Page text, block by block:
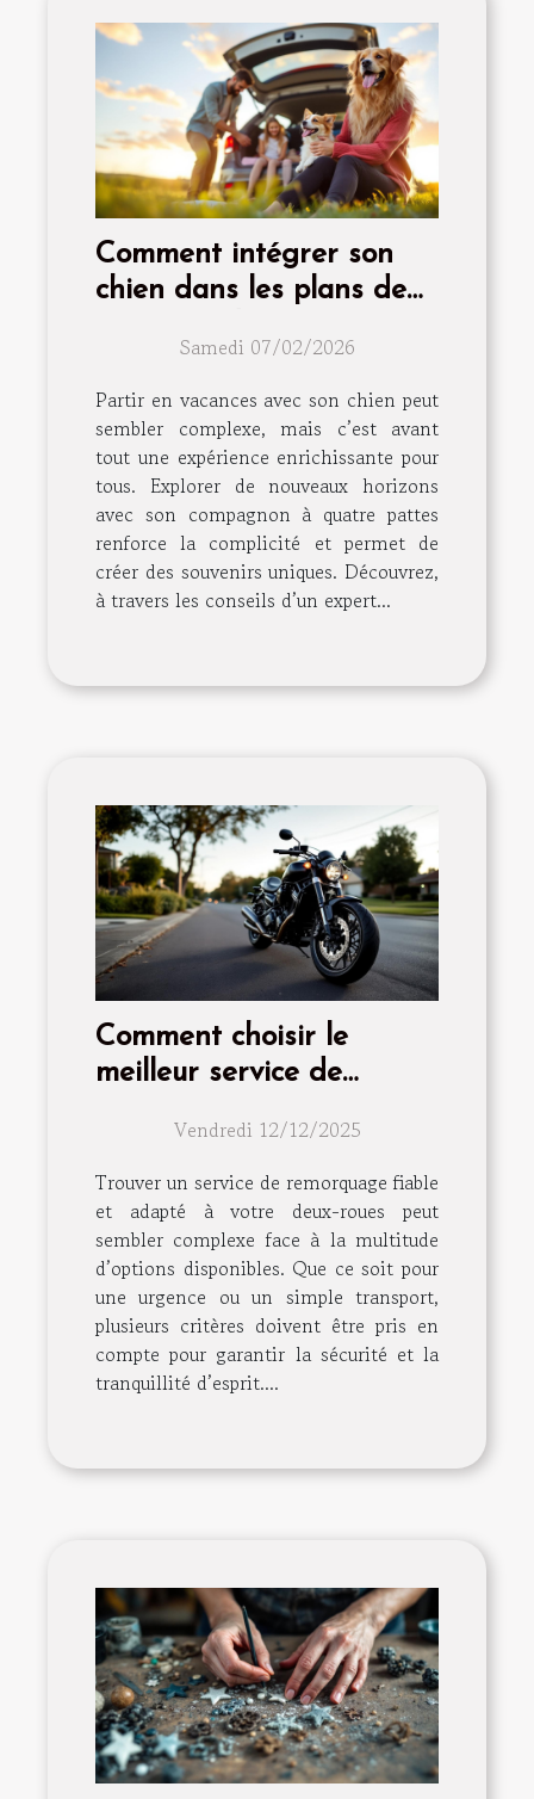
Comment intégrer son
chien dans les plans de
Samedi 07/02/2026
Partir en vacances avec son chien peut
sembler complexe, mais c’est avant
tout une expérience enrichissante pour
tous. Explorer de nouveaux horizons
avec son compagnon à quatre pattes
renforce la complicité et permet de
créer des souvenirs uniques. Découvrez,
à travers les conseils d’un expert...
Comment choisir le
meilleur service de
deux-roues ?
Vendredi 12/12/2025
Trouver un service de remorquage fiable
et adapté à votre deux-roues peut
sembler complexe face à la multitude
d’options disponibles. Que ce soit pour
une urgence ou un simple transport,
plusieurs critères doivent être pris en
compte pour garantir la sécurité et la
tranquillité d’esprit....